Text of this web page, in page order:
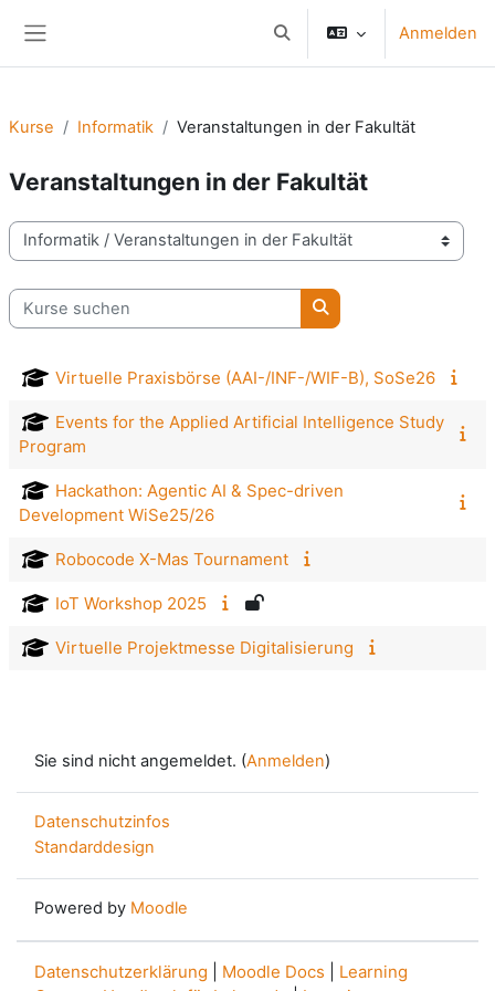
Sucheingabe umschalten
Anmelden
Kurse Informatik Veranstaltungen in der Fakultät
Veranstaltungen in der Fakultät
Kursbereiche
Kurse suchen
Kurse suchen
Virtuelle Praxisbörse (AAI-/INF-/WIF-B), SoSe26
Events for the Applied Artificial Intelligence Study
Program
Hackathon: Agentic AI & Spec-driven
Development WiSe25/26
Robocode X-Mas Tournament
IoT Workshop 2025
Virtuelle Projektmesse Digitalisierung
Sie sind nicht angemeldet. (Anmelden)
Datenschutzinfos
Standarddesign
Powered by Moodle
Datenschutzerklärung Moodle Docs
Learning